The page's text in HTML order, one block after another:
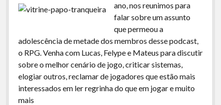
ano, nos reunimos para
falar sobre um assunto
que permeou a
adolescência de metade dos membros desse podcast,
o RPG. Venha com Lucas, Felype e Mateus para discutir
sobre o melhor cenário de jogo, criticar sistemas,
elogiar outros, reclamar de jogadores que estão mais
interessados em ler regrinha do que em jogar e muito
mais